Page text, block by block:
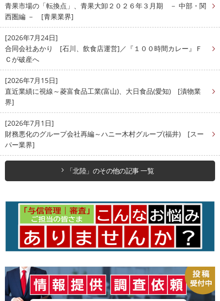
青果市場の「転換点」、青果大卸２０２６年３月期 － 中部・関
西圏編 － [青果業界]
[2026年7月24日]
合同会社あかり [石川、飲食店運営]／『１００時間カレー』Ｆ
Ｃが破産へ
[2026年7月15日]
直近業績に視線～菱富食品工業(富山)、大日食品(愛知) [漬物業
界]
[2026年7月1日]
財務悪化のグループ会社再編～ハニー木村グループ(福井) [スー
パー業界]
「北陸」のその他の記事 一覧